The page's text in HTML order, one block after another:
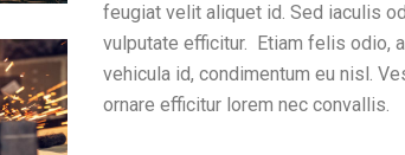
feugiat velit aliquet id. Sed iaculis
vulputate efficitur. Etiam felis odio,
vehicula id, condimentum eu nisl.
ornare efficitur lorem nec convallis.